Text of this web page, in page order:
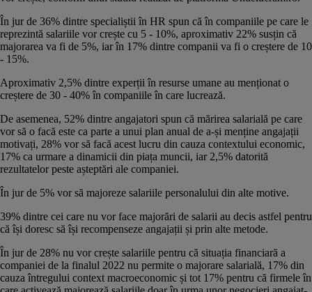
În jur de 36% dintre specialiștii în HR spun că în companiile pe care le
reprezintă salariile vor crește cu 5 - 10%, aproximativ 22% susțin că
majorarea va fi de 5%, iar în 17% dintre companii va fi o creștere de 10
- 15%.
Aproximativ 2,5% dintre experții în resurse umane au menționat o
creștere de 30 - 40% în companiile în care lucrează.
De asemenea, 52% dintre angajatori spun că mărirea salarială pe care
vor să o facă este ca parte a unui plan anual de a-și menține angajații
motivați, 28% vor să facă acest lucru din cauza contextului economic,
17% ca urmare a dinamicii din piața muncii, iar 2,5% datorită
rezultatelor peste așteptări ale companiei.
În jur de 5% vor să majoreze salariile personalului din alte motive.
39% dintre cei care nu vor face majorări de salarii au decis astfel pentru
că își doresc să își recompenseze angajații și prin alte metode.
În jur de 28% nu vor crește salariile pentru că situația financiară a
companiei de la finalul 2022 nu permite o majorare salarială, 17% din
cauza întregului context macroeconomic și tot 17% pentru că firmele în